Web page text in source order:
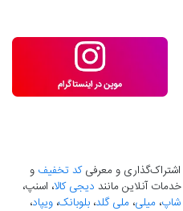
اشتراک‌گذاری و معرفیکد تخفیف و
آنلاین مانند دیجی کالا، اسنپ،
شاپ، میلی، ملی گلد، بلوبانک، ویپاد،